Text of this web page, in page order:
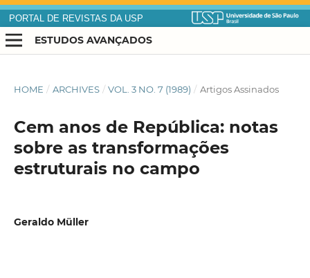
PORTAL DE REVISTAS DA USP
ESTUDOS AVANÇADOS
HOME / ARCHIVES / VOL. 3 NO. 7 (1989) / Artigos Assinados
Cem anos de República: notas
sobre as transformações
estruturais no campo
Geraldo Müller